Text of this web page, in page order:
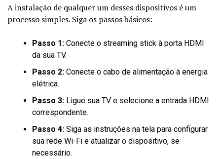
A instalação de qualquer um desses dispositivos é um
processo simples. Siga os passos básicos:
Passo 1: Conecte o streaming stick à porta HDMI
da sua TV.
Passo 2: Conecte o cabo de alimentação à energia
elétrica.
Passo 3: Ligue sua TV e selecione a entrada HDMI
correspondente.
Passo 4: Siga as instruções na tela para configurar
sua rede Wi-Fi e atualizar o dispositivo, se
necessário.